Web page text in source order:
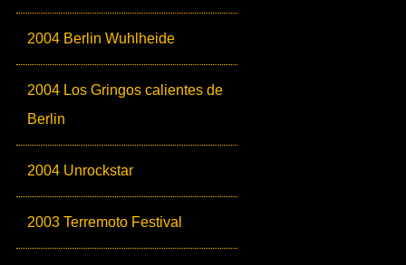
2004 Berlin Wuhlheide
2004 Los Gringos calientes de
Berlin
2004 Unrockstar
2003 Terremoto Festival